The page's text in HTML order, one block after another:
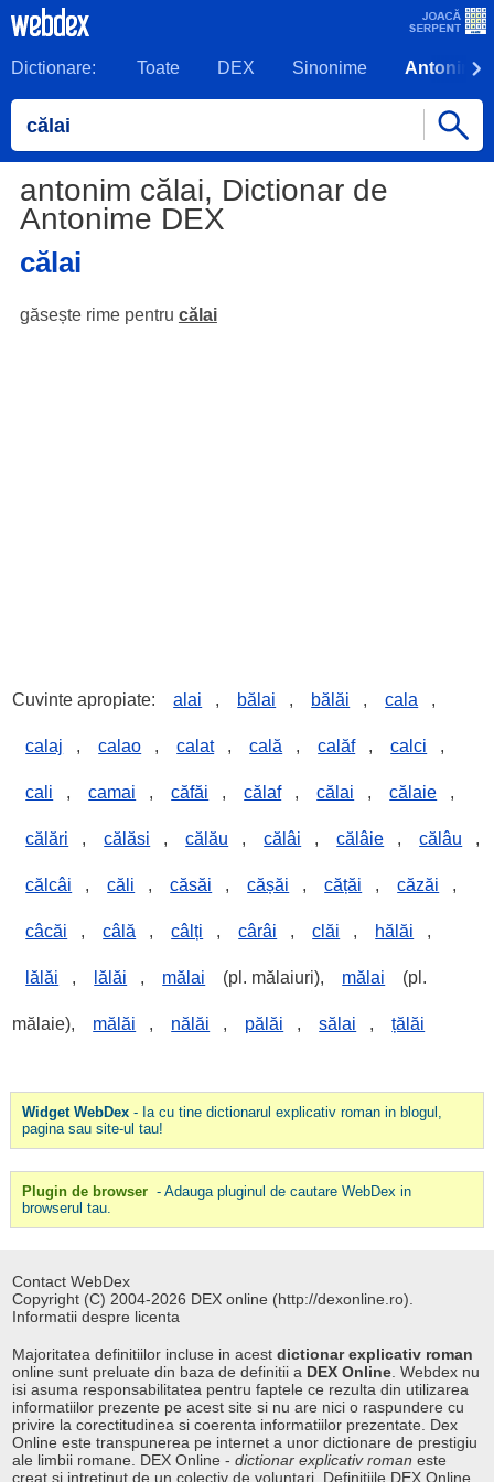
Dictionare: Toate DEX Sinonime Antonime
antonim călai, Dictionar de
Antonime DEX
călai
găsește rime pentru călai
Cuvinte apropiate: alai , bălai , bălăi , cala ,
calaj , calao , calat , cală , calăf , calci ,
cali , camai , căfăi , călaf , călai , călaie ,
călări , călăsi , călău , călâi , călâie , călâu ,
călcâi , căli , căsăi , cășăi , cățăi , căzăi ,
câcăi , câlă , câlți , cârâi , clăi , hălăi ,
lălăi , lălăi , mălai (pl. mălaiuri), mălai (pl.
mălaie), mălăi , nălăi , pălăi , sălai , țălăi
Widget WebDex- Ia cu tine dictionarul explicativ roman in blogul,
pagina sau site-ul tau!
Plugin de browser - Adauga pluginul de cautare WebDex in
browserul tau.
Contact WebDex
Copyright (C) 2004-2026 DEX online (http://dexonline.ro).
Informatii despre licenta
Majoritatea definitiilor incluse in acestdictionar explicativ roman
online sunt preluate din baza de definitii a DEX Online . Webdex nu
isi asuma responsabilitatea pentru faptele ce rezulta din utilizarea
informatiilor prezente pe acest site si nu are nici o raspundere cu
privire la corectitudinea si coerenta informatiilor prezentate. Dex
Online este transpunerea pe internet a unor dictionare de prestigiu
ale limbii romane. DEX Online -dictionar explicativ roman este
creat si intretinut de un colectiv de voluntari. Definitiile DEX Online